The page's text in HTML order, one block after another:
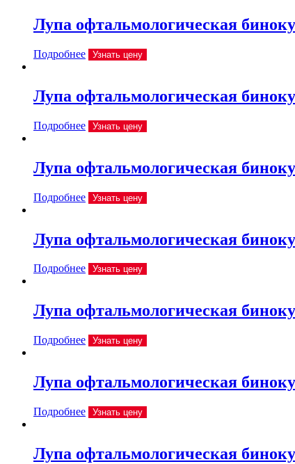
Лупа офтальмологическая
Подробнее Узнать цену
Лупа офтальмологическая
Подробнее Узнать цену
Лупа офтальмологическая
Подробнее Узнать цену
Лупа офтальмологическая
Подробнее Узнать цену
Лупа офтальмологическая
Подробнее Узнать цену
Лупа офтальмологическая
Подробнее Узнать цену
Лупа офтальмологическая